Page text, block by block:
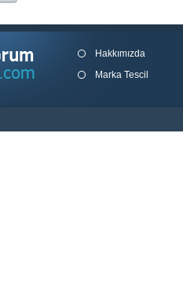
Hakkımızda
Marka Tescil